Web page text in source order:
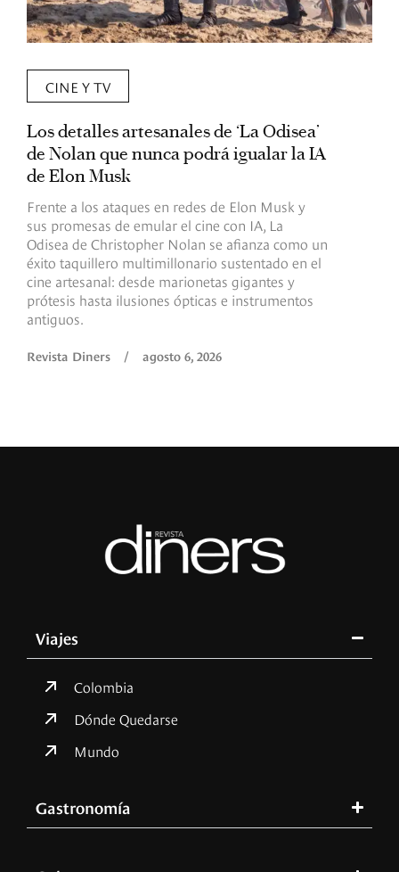
CINE Y TV
Los detalles artesanales de ‘La Odisea’
de Nolan que nunca podrá igualar la IA
de Elon Musk
Frente a los ataques en redes de Elon Musk y
sus promesas de emular el cine con IA, La
Odisea de Christopher Nolan se afianza como un
éxito taquillero multimillonario sustentado en el
cine artesanal: desde marionetas gigantes y
prótesis hasta ilusiones ópticas e instrumentos
antiguos.
Revista Diners / agosto 6, 2026
Viajes
Colombia
Dónde Quedarse
Mundo
Gastronomía